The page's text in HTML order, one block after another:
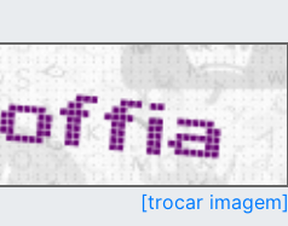
[trocar imagem]